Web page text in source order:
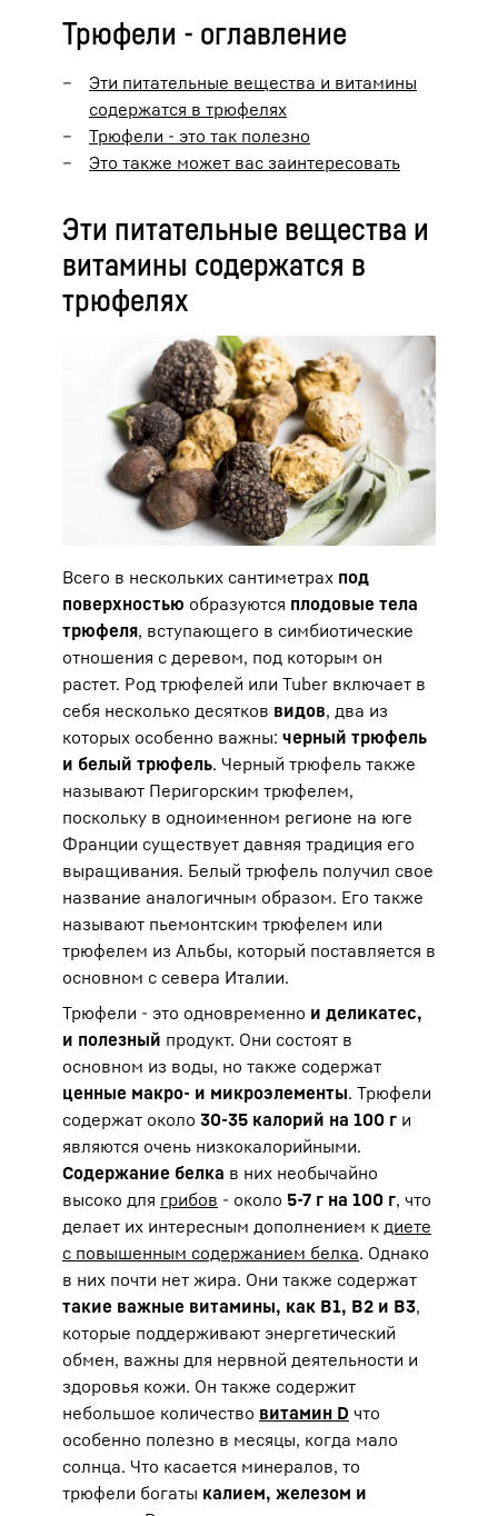
Трюфели - оглавление
Эти питательные вещества и витамины
содержатся в трюфелях
Трюфели - это так полезно
Это также может вас заинтересовать
Эти питательные вещества и
витамины содержатся в
трюфелях
Всего в нескольких сантиметрах под
поверхностью образуются плодовые тела
трюфеля, вступающего в симбиотические
отношения с деревом, под которым он
растет. Род трюфелей или Tuber включает в
себя несколько десятков видов, два из
которых особенно важны: черный трюфель
и белый трюфель. Черный трюфель также
называют Перигорским трюфелем,
поскольку в одноименном регионе на юге
Франции существует давняя традиция его
выращивания. Белый трюфель получил свое
название аналогичным образом. Его также
называют пьемонтским трюфелем или
трюфелем из Альбы, который поставляется в
основном с севера Италии.
Трюфели - это одновременно и деликатес,
и полезный продукт. Они состоят в
основном из воды, но также содержат
ценные макро- и микроэлементы. Трюфели
содержат около 30-35 калорий на 100 г и
являются очень низкокалорийными.
Содержание белка в них необычайно
высоко для грибов - около 5-7 г на 100 г, что
делает их интересным дополнением к диете
с повышенным содержанием белка. Однако
в них почти нет жира. Они также содержат
такие важные витамины, как B1, B2 и B3,
которые поддерживают энергетический
обмен, важны для нервной деятельности и
здоровья кожи. Он также содержит
небольшое количество витамин D что
особенно полезно в месяцы, когда мало
солнца. Что касается минералов, то
трюфели богаты калием, железом и